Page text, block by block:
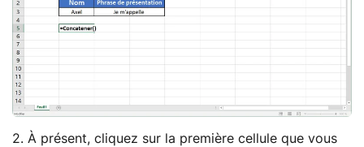
2. À présent, cliquez sur la première cellule que vous